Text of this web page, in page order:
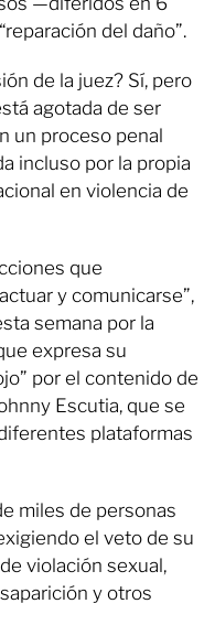
del daño”.
de la juez? Sí, pero
agotada de ser
un proceso penal
incluso por la propia
en violencia de
que
y comunicarse”,
semana por la
expresa su
por el contenido de
Escutia, que se
plataformas
miles de personas
el veto de su
violación sexual,
y otros